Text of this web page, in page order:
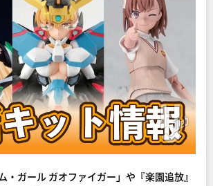
ガール ガオファイガー」や『楽園追放』